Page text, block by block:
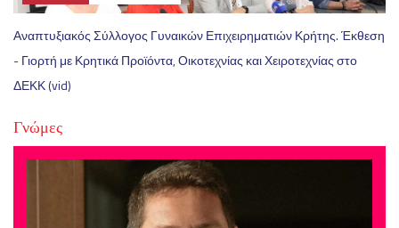
Αναπτυξιακός Σύλλογος Γυναικών Επιχειρηματιών Κρήτης. Έκθεση
- Γιορτή με Κρητικά Προϊόντα, Οικοτεχνίας και Χειροτεχνίας στο
ΔΕΚΚ (vid)
Γνώμες